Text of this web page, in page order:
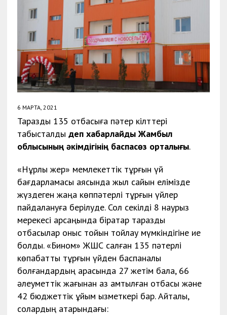
6 МАРТА, 2021
Тараздық 135 отбасыға пәтер кілттері
табысталды деп хабарлайды Жамбыл
облысының әкімдігінің баспасөз орталығы.
«Нұрлы жер» мемлекеттік тұрғын үй
бағдарламасы аясында жыл сайын елімізде
жүздеген жаңа көппәтерлі тұрғын үйлер
пайдалануға берілуде. Сол секілді 8 наурыз
мерекесі қарсаңында бірқатар тараздық
отбасылар қоныс тойын тойлау мүмкіндігіне ие
болды. «Бином» ЖШС салған 135 пәтерлі
көпқабатты тұрғын үйден баспаналы
болғандардың арасында 27 жетім бала, 66
әлеуметтік жағынан аз қамтылған отбасы және
42 бюджеттік ұйым қызметкері бар. Айталық,
солардың қатарындағы: